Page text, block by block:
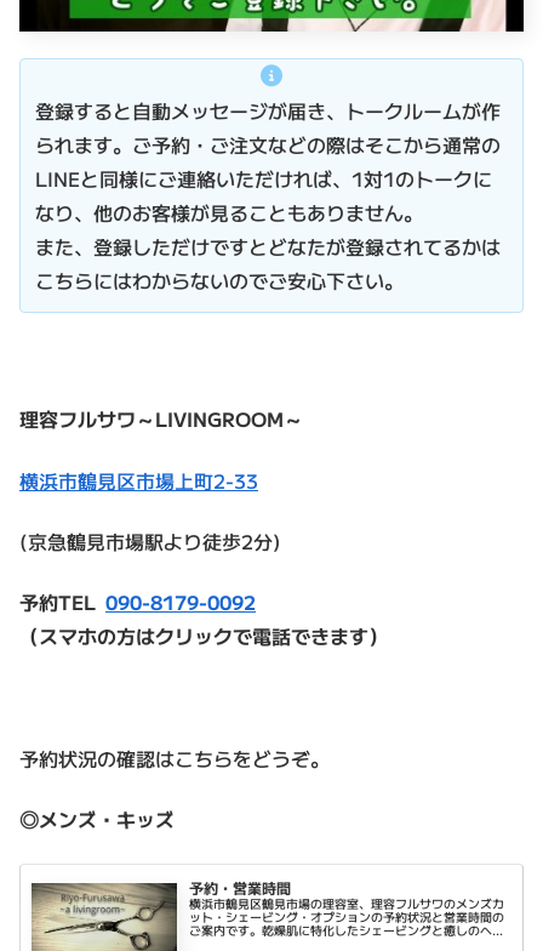
登録すると自動メッセージが届き、トークルームが作
られます。ご予約・ご注文などの際はそこから通常の
LINEと同様にご連絡いただければ、1対1のトークに
なり、他のお客様が見ることもありません。
また、登録しただけですとどなたが登録されてるかは
こちらにはわからないのでご安心下さい。
理容フルサワ～LIVINGROOM～
横浜市鶴見区市場上町2-33
(京急鶴見市場駅より徒歩2分)
予約TEL 090-8179-0092
（スマホの方はクリックで電話できます）
予約状況の確認はこちらをどうぞ。
◎メンズ・キッズ
予約・営業時間
横浜市鶴見区鶴見市場の理容室、理容フルサワのメンズカ
ット・シェービング・オプションの予約状況と営業時間の
ご案内です。乾燥肌に特化したシェービングと癒しのヘッ